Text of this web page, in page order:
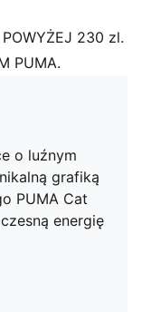
230 zl.
PUMA.
o luźnym
grafiką
PUMA Cat
energię